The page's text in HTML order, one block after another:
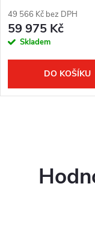
49 566 Kč bez DPH
59 975 Kč
Skladem
DO KOŠÍKU